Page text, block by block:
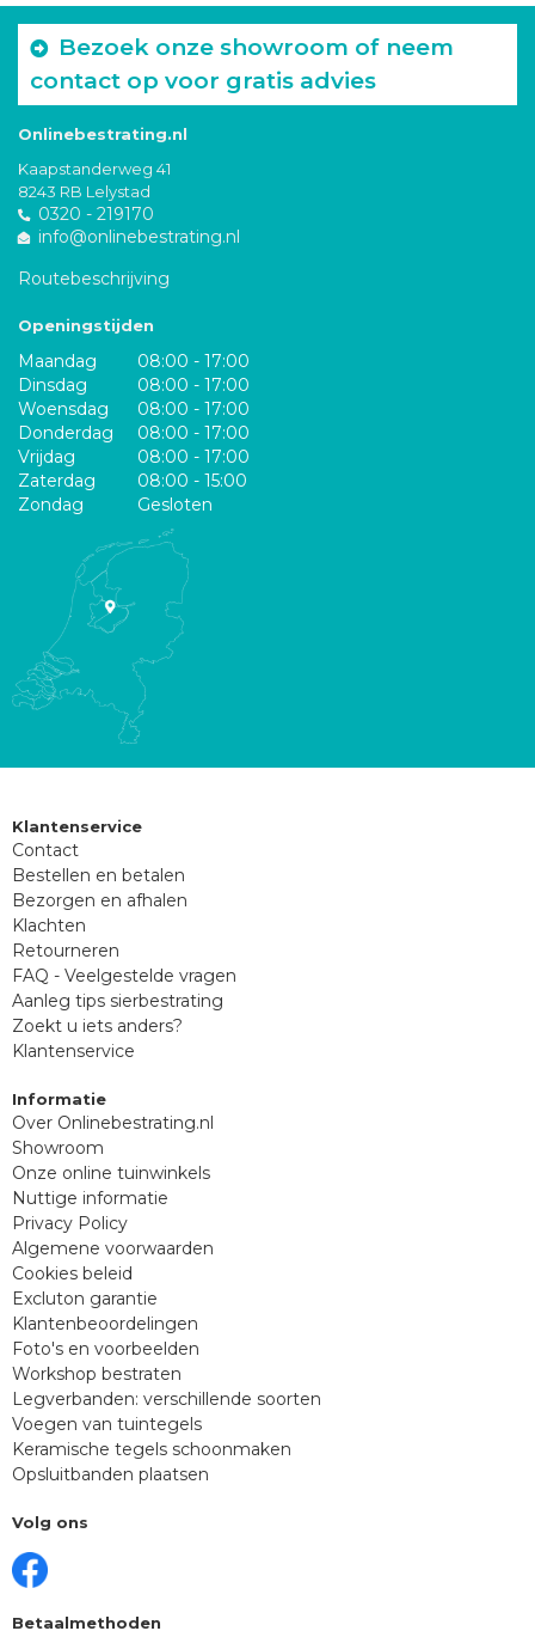
Bezoek onze showroom of neem
contact op voor gratis advies
Onlinebestrating.nl
Kaapstanderweg 41
8243 RB Lelystad
0320 - 219170
info@onlinebestrating.nl
Routebeschrijving
Openingstijden
Maandag
08:00 - 17:00
Dinsdag
08:00 - 17:00
Woensdag
08:00 - 17:00
Donderdag
08:00 - 17:00
Vrijdag
08:00 - 17:00
Zaterdag
08:00 - 15:00
Zondag
Gesloten
Klantenservice
Contact
Bestellen en betalen
Bezorgen en afhalen
Klachten
Retourneren
FAQ - Veelgestelde vragen
Aanleg tips sierbestrating
Zoekt u iets anders?
Klantenservice
Informatie
Over Onlinebestrating.nl
Showroom
Onze online tuinwinkels
Nuttige informatie
Privacy Policy
Algemene voorwaarden
Cookies beleid
Excluton garantie
Klantenbeoordelingen
Foto's en voorbeelden
Workshop bestraten
Legverbanden: verschillende soorten
Voegen van tuintegels
Keramische tegels schoonmaken
Opsluitbanden plaatsen
Volg ons
Betaalmethoden